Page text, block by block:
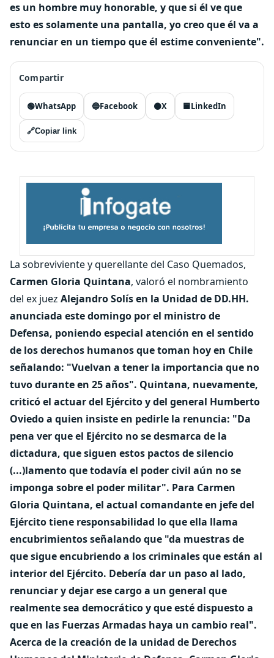
es un hombre muy honorable, y que si él ve que
esto es solamente una pantalla, yo creo que él va a
renunciar en un tiempo que él estime conveniente".
Compartir
🟢WhatsApp 🔵Facebook ⚫X 🟦LinkedIn
🔗Copiar link
La sobreviviente y querellante del Caso Quemados,
Carmen Gloria Quintana, valoró el nombramiento
del ex juez Alejandro Solís en la Unidad de DD.HH.
anunciada este domingo por el ministro de
Defensa, poniendo especial atención en el sentido
de los derechos humanos que toman hoy en Chile
señalando: "Vuelvan a tener la importancia que no
tuvo durante en 25 años". Quintana, nuevamente,
criticó el actuar del Ejército y del general Humberto
Oviedo a quien insiste en pedirle la renuncia: "Da
pena ver que el Ejército no se desmarca de la
dictadura, que siguen estos pactos de silencio
(...)lamento que todavía el poder civil aún no se
imponga sobre el poder militar". Para Carmen
Gloria Quintana, el actual comandante en jefe del
Ejércitotiene responsabilidad lo que ella llama
encubrimientos señalando que "da muestras de
que sigue encubriendo a los criminales que están al
interior del Ejército. Debería dar un paso al lado,
renunciar y dejar ese cargo a un general que
realmente sea democrático y que esté dispuesto a
que en las Fuerzas Armadas haya un cambio real".
Acerca de la creación de la unidad de Derechos